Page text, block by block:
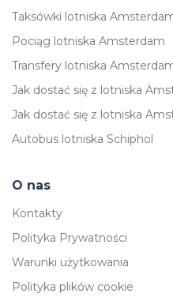
Taksówki lotniska
Pociąg lotniska Amsterdam
Transfery lotniska
Jak dostać się z lotniska
Jak dostać się z lotniska
Autobus lotniska Schiphol
O nas
Kontakty
Polityka Prywatności
Warunki użytkowania
Polityka plików cookie